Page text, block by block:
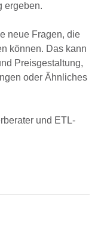
ergeben.
neue Fragen, die
können. Das kann
Preisgestaltung,
oder Ähnliches
und ETL-